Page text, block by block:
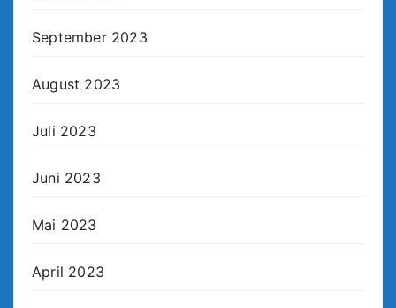
September 2023
August 2023
Juli 2023
Juni 2023
Mai 2023
April 2023